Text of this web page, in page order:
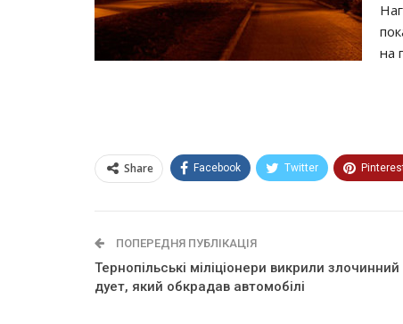
на
Share Facebook Twitter
ПОПЕРЕДНЯ ПУБЛІКАЦІЯ
Тернопільські міліціонери викрили злочинний
дует, який обкрадав автомобілі